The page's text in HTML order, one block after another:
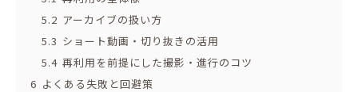
5.2 アーカイブの扱い方
5.3 ショート動画・切り抜きの活用
5.4 再利用を前提にした撮影・進行のコツ
6 よくある失敗と回避策